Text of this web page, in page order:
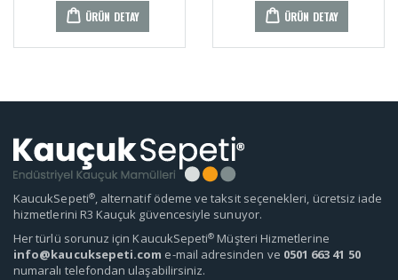
ÜRÜN DETAY ÜRÜN DETAY
KaucukSepeti®, alternatif ödeme ve taksit seçenekleri, ücretsiz iade
hizmetlerini R3 Kauçuk güvencesiyle sunuyor.
Her türlü sorunuz için KaucukSepeti® Müşteri Hizmetlerine
info@kaucuksepeti.com e-mail adresinden ve 0501 663 41 50
numaralı telefondan ulaşabilirsiniz.